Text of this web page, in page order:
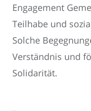
Engagement
Teilhabe und
Solche
Verständnis und
Solidarität.